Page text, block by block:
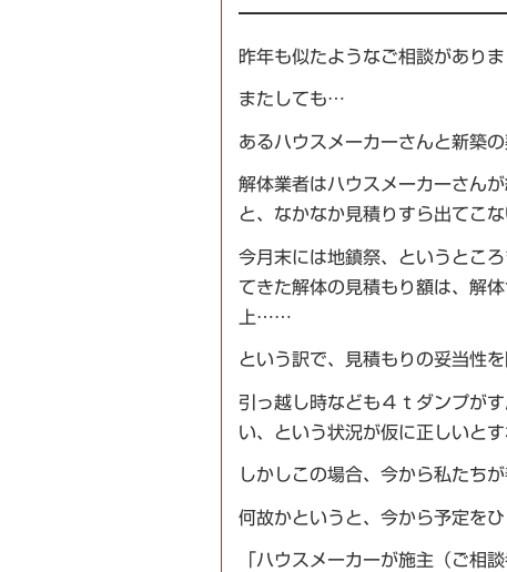
昨年も似たようなご相談がありま
またしても…
あるハウスメーカーさんと新築
解体業者はハウスメーカーさん
と、なかなか見積りすら出てこな
今月末には地鎮祭、というとこ
てきた解体の見積もり額は、解
上……
という訳で、見積もりの妥当性
引っ越し時なども４ｔダンプが
い、という状況が仮に正しいと
しかしこの場合、今から私たち
何故かというと、今から予定を
「ハウスメーカーが施主（ご相